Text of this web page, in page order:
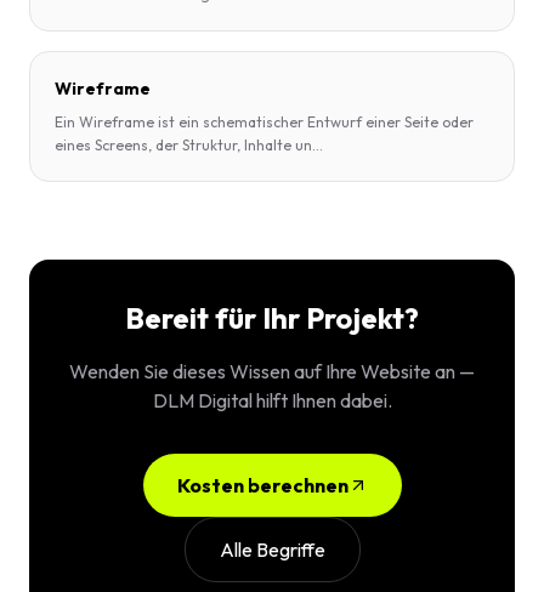
Wireframe
Ein Wireframe ist ein schematischer Entwurf einer Seite oder
eines Screens, der Struktur, Inhalte un
Bereit für Ihr Projekt?
Wenden Sie dieses Wissen auf Ihre Website an —
DLM Digital hilft Ihnen dabei.
Kosten berechnen
Alle Begriffe